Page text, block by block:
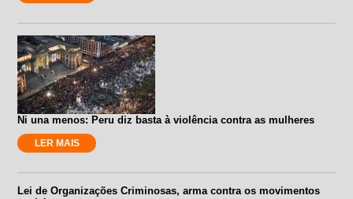
Ni una menos: Peru diz basta à violência contra as mulheres
LER MAIS
Lei de Organizações Criminosas, arma contra os movimentos